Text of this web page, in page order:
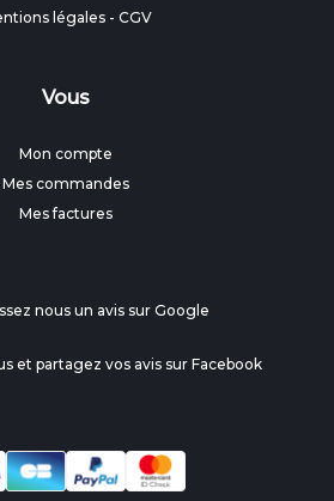
légales- CGV
Vous
Mon compte
Mes commandes
Mes factures
nous un avis sur Google
et partagez vos avis sur Facebook